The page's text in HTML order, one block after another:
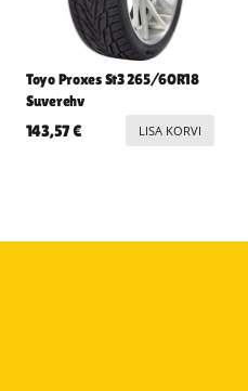
Toyo Proxes St3 265/60R18
Suverehv
143,57€ LISA KORVI